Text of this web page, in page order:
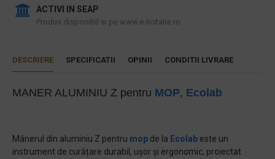
ACTIVI IN SEAP
Produs disponibil si pe www.e-licitatie.ro
DESCRIERE SPECIFICATII OPINII CONDITII LIVRARE
MANER ALUMINIU Z pentru MOP, Ecolab
Mânerul din aluminiu Z pentru mop de la Ecolab este un
instrument de curățare durabil, ușor și ergonomic, proiectat